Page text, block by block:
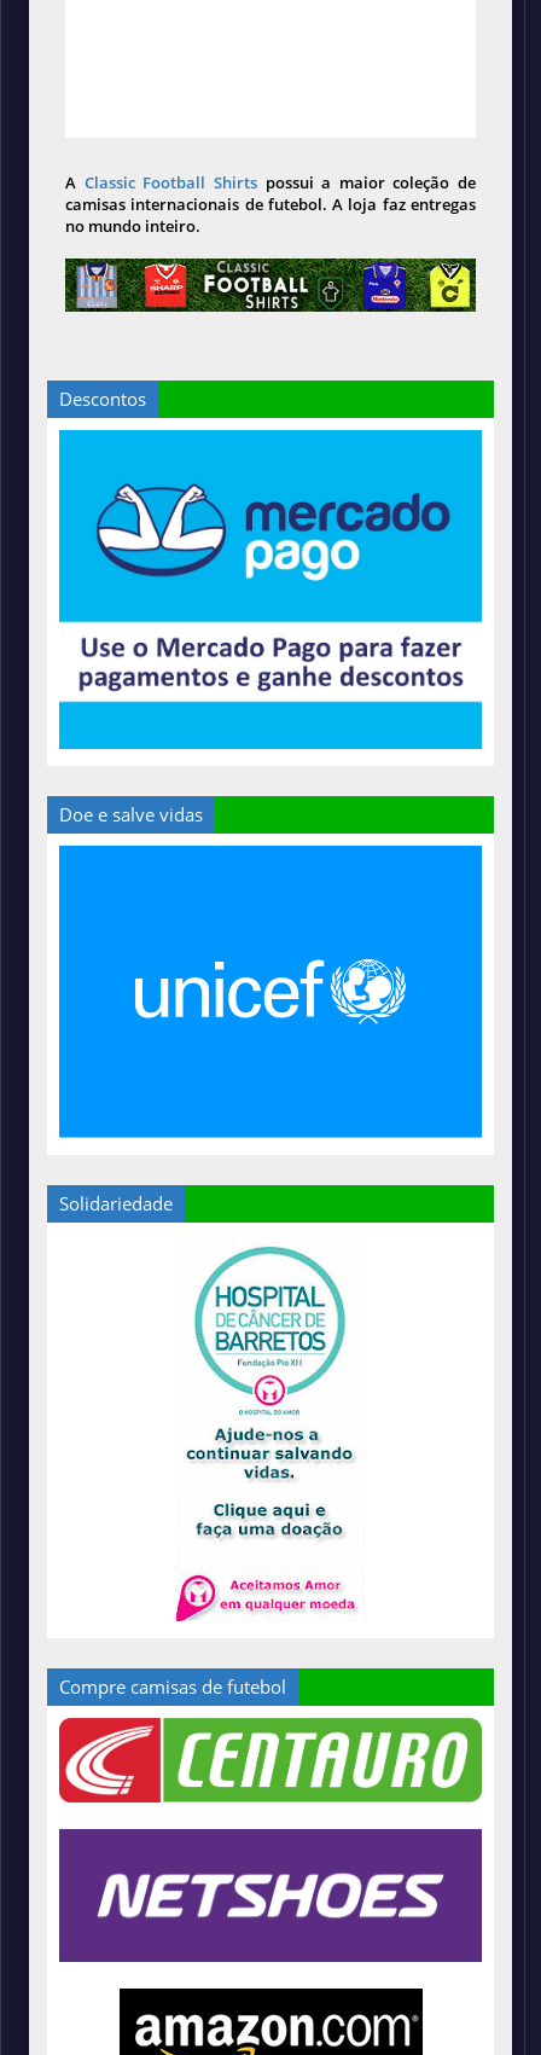
A Classic Football Shirts possui a maior coleção de
camisas internacionais de futebol. A loja faz entregas
no mundo inteiro.
Descontos
Doe e salve vidas
Solidariedade
Compre camisas de futebol